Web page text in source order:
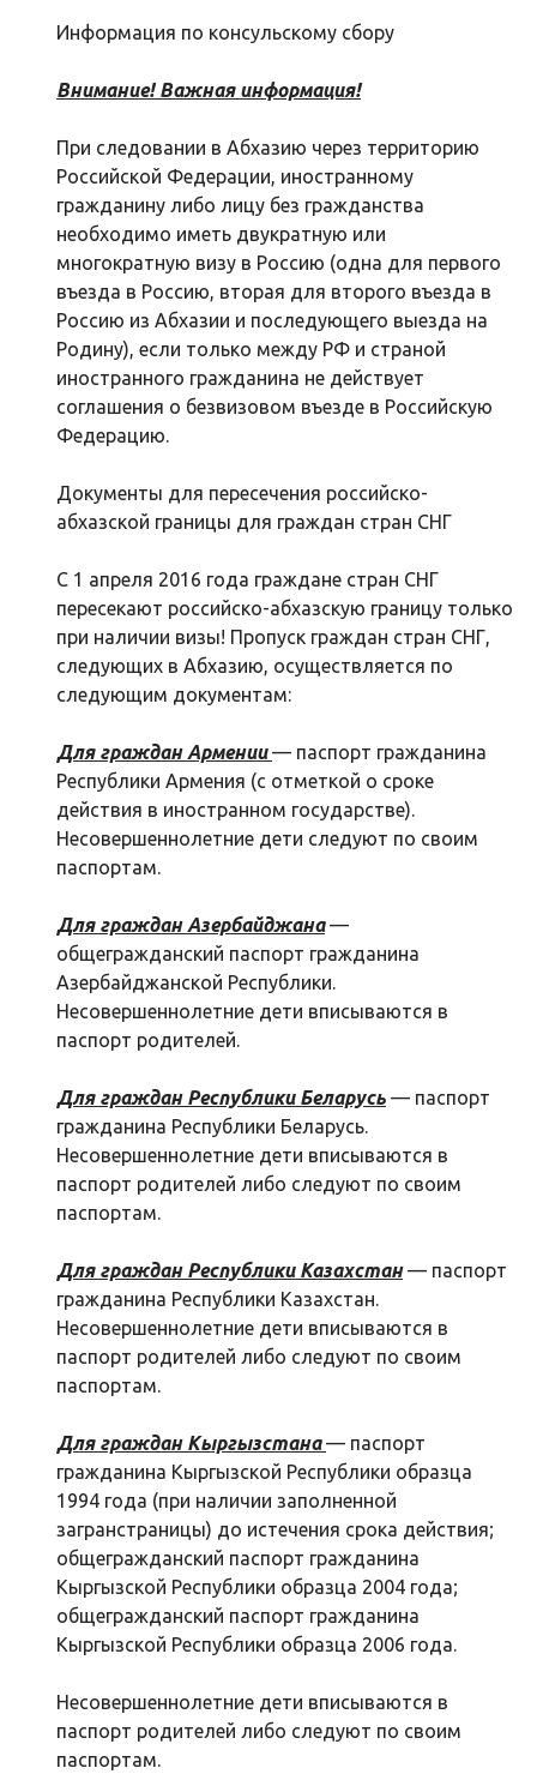
Информация по консульскому сбору
Внимание! Важная информация!
При следовании в Абхазию через территорию
Российской Федерации, иностранному
гражданину либо лицу без гражданства
необходимо иметь двукратную или
многократную визу в Россию (одна для первого
въезда в Россию, вторая для второго въезда в
Россию из Абхазии и последующего выезда на
Родину), если только между РФ и страной
иностранного гражданина не действует
соглашения о безвизовом въезде в Российскую
Федерацию.
Документы для пересечения российско-
абхазской границы для граждан стран СНГ
С 1 апреля 2016 года граждане стран СНГ
пересекают российско-абхазскую границу только
при наличии визы! Пропуск граждан стран СНГ,
следующих в Абхазию, осуществляется по
следующим документам:
Для граждан Армении — паспорт гражданина
Республики Армения (с отметкой о сроке
действия в иностранном государстве).
Несовершеннолетние дети следуют по своим
паспортам.
Для граждан Азербайджана—
общегражданский паспорт гражданина
Азербайджанской Республики.
Несовершеннолетние дети вписываются в
паспорт родителей.
Для граждан Республики Беларусь — паспорт
гражданина Республики Беларусь.
Несовершеннолетние дети вписываются в
паспорт родителей либо следуют по своим
паспортам.
Для граждан Республики Казахстан— паспорт
гражданина Республики Казахстан.
Несовершеннолетние дети вписываются в
паспорт родителей либо следуют по своим
паспортам.
Для граждан Кыргызстана — паспорт
гражданина Кыргызской Республики образца
1994 года (при наличии заполненной
загранстраницы) до истечения срока действия;
общегражданский паспорт гражданина
Кыргызской Республики образца 2004 года;
общегражданский паспорт гражданина
Кыргызской Республики образца 2006 года.
Несовершеннолетние дети вписываются в
паспорт родителей либо следуют по своим
паспортам.